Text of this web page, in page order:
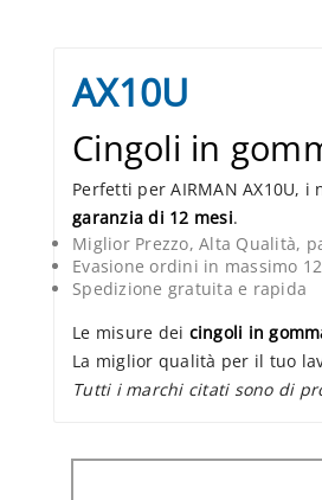
AX10U
Cingoli in
Perfetti per AIRMAN AX10U, i
garanzia di 12 mesi.
Miglior Prezzo, Alta Qualità,
Evasione ordini in massimo
Spedizione gratuita e rapida
Le misure dei cingoli in
La miglior qualità per il tuo
Tutti i marchi citati sono di